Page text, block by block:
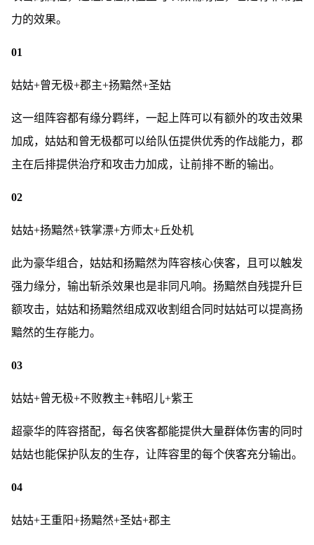
力的效果。
01
姑姑+曾无极+郡主+扬黯然+圣姑
这一组阵容都有缘分羁绊，一起上阵可以有额外的攻击效果
加成，姑姑和曾无极都可以给队伍提供优秀的作战能力，郡
主在后排提供治疗和攻击力加成，让前排不断的输出。
02
姑姑+扬黯然+铁掌漂+方师太+丘处机
此为豪华组合，姑姑和扬黯然为阵容核心侠客，且可以触发
强力缘分，输出斩杀效果也是非同凡响。扬黯然自残提升巨
额攻击，姑姑和扬黯然组成双收割组合同时姑姑可以提高扬
黯然的生存能力。
03
姑姑+曾无极+不败教主+韩昭儿+紫王
超豪华的阵容搭配，每名侠客都能提供大量群体伤害的同时
姑姑也能保护队友的生存，让阵容里的每个侠客充分输出。
04
姑姑+王重阳+扬黯然+圣姑+郡主